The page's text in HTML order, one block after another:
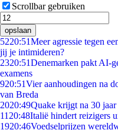
Scrollbar gebruiken
opslaan
5220:51Meer agressie tegen
jij je intimideren?
2320:51Denemarken pakt AI-
examens
920:51Vier aanhoudingen na
van Breda
2020:49Quake krijgt na 30
11 20:48Italië hindert reizigers
1920:46Voedselprijzen